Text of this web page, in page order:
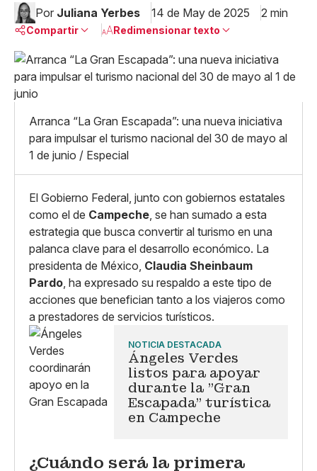
Por Juliana Yerbes 14 de May de 2025 2 min
Compartir
Linkedin
Facebook
Whatsapp
Copiar enlace
Redimensionar texto
Pequeño
Mediano
Arranca “La Gran Escapada”: una nueva iniciativa
para impulsar el turismo nacional del 30 de mayo al
1 de junio / Especial
El Gobierno Federal, junto con gobiernos estatales
como el de Campeche, se han sumado a esta
estrategia que busca convertir al turismo en una
palanca clave para el desarrollo económico. La
presidenta de México, Claudia Sheinbaum
Pardo, ha expresado su respaldo a este tipo de
acciones que benefician tanto a los viajeros como
a prestadores de servicios turísticos.
NOTICIA DESTACADA
Ángeles Verdes
listos para apoyar
durante la "Gran
Escapada" turística
en Campeche
¿Cuándo será la primera